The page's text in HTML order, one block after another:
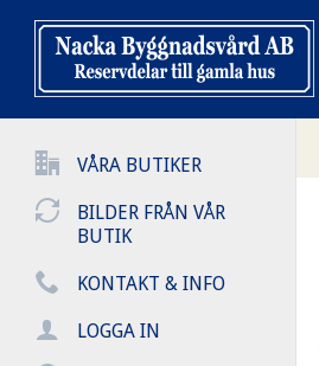
VÅRA BUTIKER
BILDER FRÅN VÅR
BUTIK
KONTAKT & INFO
LOGGA IN